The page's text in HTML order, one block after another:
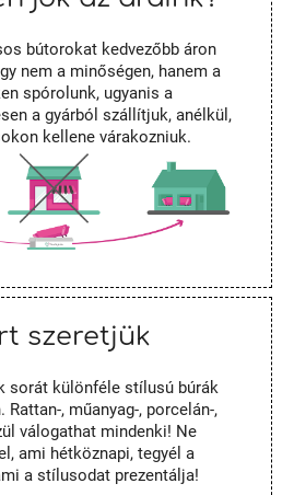
bútorokat kedvezőbb áron
nem a minőségen, hanem a
spórolunk, ugyanis a
a gyárból szállítjuk, anélkül,
kellene várakozniuk.
szeretjük
sorát különféle stílusú búrák
, műanyag-, porcelán-,
válogathat mindenki! Ne
ami hétköznapi, tegyél a
a stílusodat prezentálja!